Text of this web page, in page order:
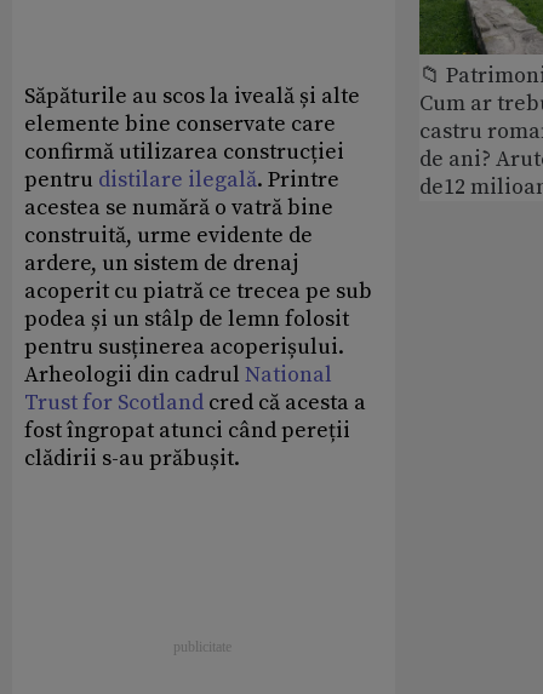
Săpăturile au scos la iveală și alte
elemente bine conservate care
confirmă utilizarea construcției
pentru distilare ilegală. Printre
acestea se numără o vatră bine
construită, urme evidente de
ardere, un sistem de drenaj
acoperit cu piatră ce trecea pe sub
podea și un stâlp de lemn folosit
pentru susținerea acoperișului.
Arheologii din cadrul National
Trust for Scotland cred că acesta a
fost îngropat atunci când pereții
clădirii s-au prăbușit.
📁
Cum ar
castru
de ani?
de12